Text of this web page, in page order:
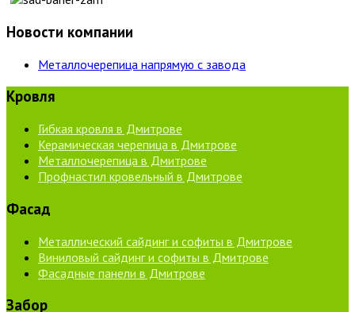
Новости компании
Металлочерепица напрямую с завода
Кровля
Гибкая кровля в Дмитрове
Керамическая черепица в Дмитрове
Металлочерепица в Дмитрове
Профнастил кровельный в Дмитрове
Фасад
Металлический сайдинг и софиты в Дмитрове
Виниловый сайдинг и софиты в Дмитрове
Фасадные панели в Дмитрове
Забор